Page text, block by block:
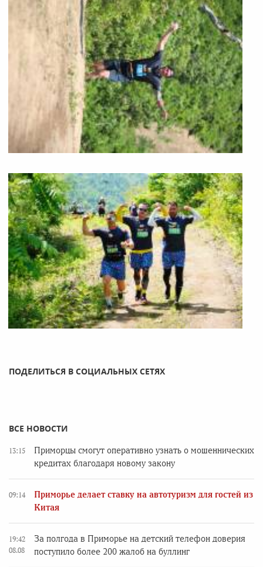
ПОДЕЛИТЬСЯ В СОЦИАЛЬНЫХ СЕТЯХ
ВСЕ НОВОСТИ
13:15
Приморцы смогут оперативно узнать о мошеннических
кредитах благодаря новому закону
09:14
Приморье делает ставку на автотуризм для гостей из
Китая
19:42
08.08
За полгода в Приморье на детский телефон доверия
поступило более 200 жалоб на буллинг